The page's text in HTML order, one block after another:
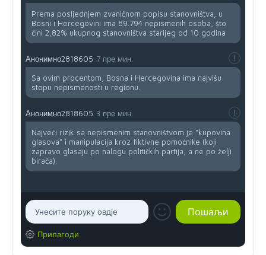
Prema posljednjem zvaničnom popisu stanovništva, u
Bosni i Hercegovini ima 89.794 nepismenih osoba, što
čini 2,82% ukupnog stanovništva starijeg od 10 godina
Анонимно2818605 7 пре мин.
Sa ovim procentom, Bosna i Hercegovina ima najvišu
stopu nepismenosti u regionu.
Анонимно2818605 3 пре мин.
Najveći rizik sa nepismenim stanovništvom je "kupovina
glasova" i manipulacija kroz fiktivne pomoćnike (koji
zapravo glasaju po nalogu političkih partija, a ne po želji
birača).
Прилагоди